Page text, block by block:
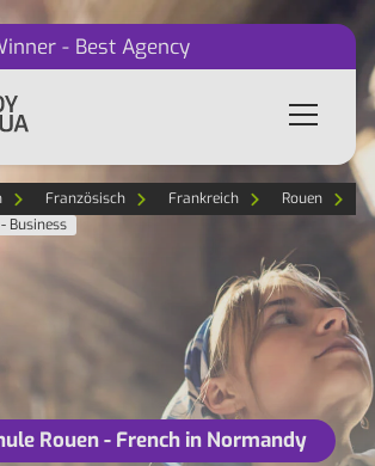
- Best Agency
Französisch Frankreich
Rouen
Business
Rouen - French in Normandy